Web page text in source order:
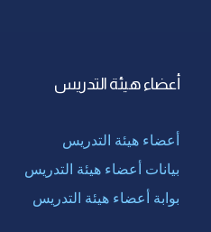
أعضاء هيئة التدريس
أعضاء هيئة التدريس
بيانات أعضاء هيئة التدريس
بوابة أعضاء هيئة التدريس